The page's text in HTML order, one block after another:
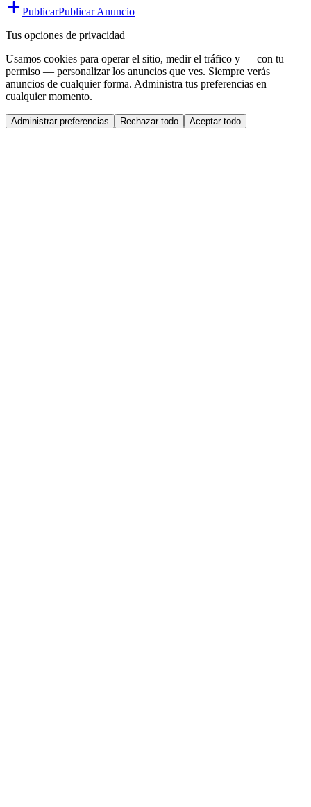
PublicarPublicar Anuncio
Tus opciones de privacidad
Usamos cookies para operar el sitio, medir el tráfico y — con tu
permiso — personalizar los anuncios que ves. Siempre verás
anuncios de cualquier forma. Administra tus preferencias en
cualquier momento.
Administrar preferencias Rechazar todo Aceptar todo